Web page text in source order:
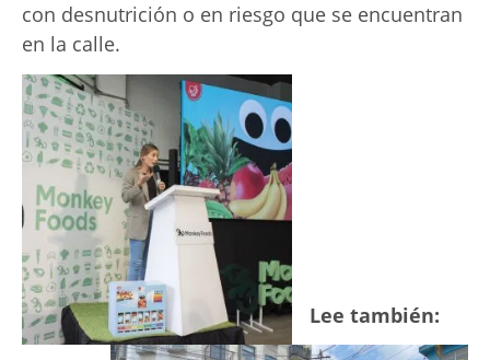
con desnutrición o en riesgo que se encuentran
en la calle.
Lee también: